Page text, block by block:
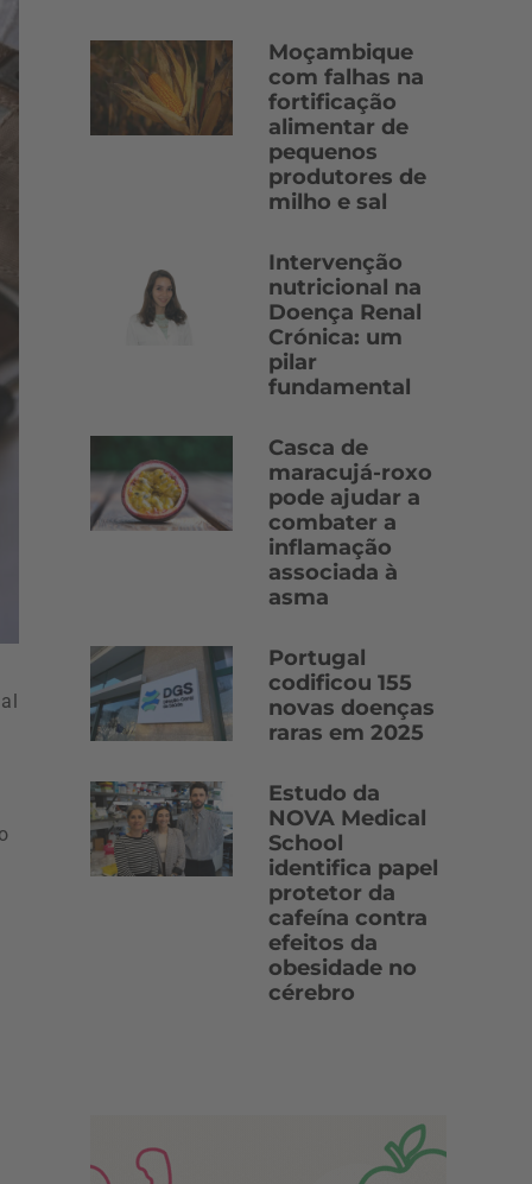
Moçambique
com falhas na
fortificação
alimentar de
pequenos
produtores de
milho e sal
Intervenção
nutricional na
Doença Renal
Crónica: um
pilar
fundamental
Casca de
maracujá-roxo
pode ajudar a
combater a
inflamação
associada à
asma
Portugal
codificou 155
novas doenças
raras em 2025
Estudo da
NOVA Medical
School
identifica papel
protetor da
cafeína contra
efeitos da
obesidade no
cérebro